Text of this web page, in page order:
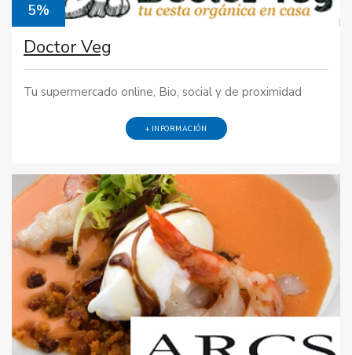
5%
Doctor Veg
Tu supermercado online, Bio, social y de proximidad
+ INFORMACIÓN